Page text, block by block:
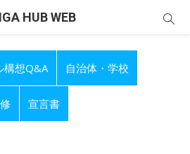
HUB WEB
構想Q&A 自治体・学校
宣言書